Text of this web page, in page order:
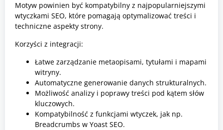
Motyw powinien być kompatybilny z najpopularniejszymi
wtyczkami SEO, które pomagają optymalizować treści i
techniczne aspekty strony.
Korzyści z integracji:
Łatwe zarządzanie metaopisami, tytułami i mapami
witryny.
Automatyczne generowanie danych strukturalnych.
Możliwość analizy i poprawy treści pod kątem słów
kluczowych.
Kompatybilność z funkcjami wtyczek, jak np.
Breadcrumbs w Yoast SEO.